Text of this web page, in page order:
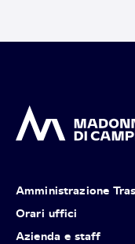
Amministrazione
Orari uffici
Azienda e staff